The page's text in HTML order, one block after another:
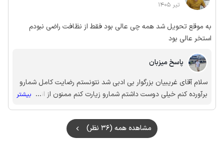
تیر 1405
به موقع تحویل شد همه چی عالی بود فقط از نظافت راضی نبودم
استخر عالی بود
پاسخ میزبان
سلام آقای غریبیان بزرگوار بی ادبی شد نتونستم رضایت کامل شمارو
برآورده کنم خیلی دوست داشتم شمارو زیارت کنم ممنون از انتقاد
... بیشتر
مشاهده همه (36 نظر)